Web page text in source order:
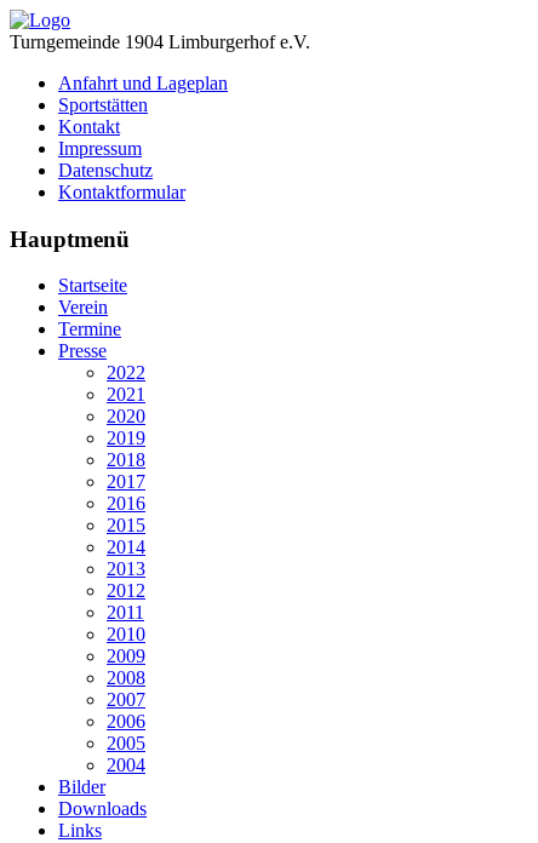
Turngemeinde 1904 Limburgerhof e.V.
Anfahrt und Lageplan
Sportstätten
Kontakt
Impressum
Datenschutz
Kontaktformular
Hauptmenü
Startseite
Verein
Termine
Presse
2022
2021
2020
2019
2018
2017
2016
2015
2014
2013
2012
2011
2010
2009
2008
2007
2006
2005
2004
Bilder
Downloads
Links